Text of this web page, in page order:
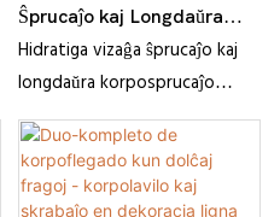
Ŝprucaĵo kaj Longdaŭra
Korpa Ŝprucaĵo Duopo -
100ml Refreŝiga Humidiga
Hidratiga vizaĝa ŝprucaĵo kaj
longdaŭra korposprucaĵo
helpas refreŝigi, malsekigi kaj
revigligi la haŭton per malpeza
ĉiutaga hidratado.